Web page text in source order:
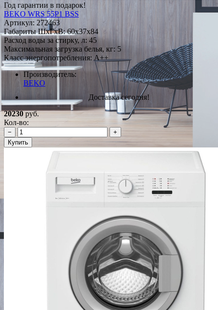
Год гарантии в подарок!
BEKO WRS 55P1 BSS
Артикул: 272463
Габариты ШxГxВ: 60x37x84
Расход воды за стирку, л: 45
Максимальная загрузка белья, кг: 5
Класс энергопотребления: A++
Производитель:
BEKO
Доставка сегодня!
20230руб.
Кол-во:
−
+
Купить